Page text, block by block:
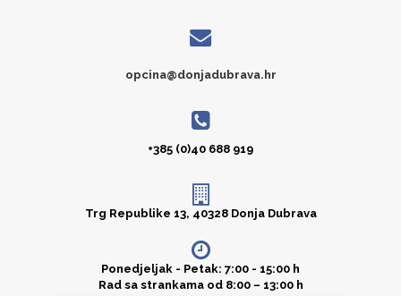
opcina@donjadubrava.hr
+385 (0)40 688 919
Trg Republike 13, 40328 Donja Dubrava
Ponedjeljak - Petak: 7:00 - 15:00 h
Rad sa strankama od 8:00 – 13:00 h